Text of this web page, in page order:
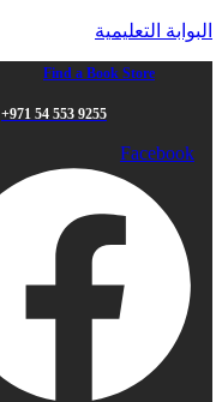
البوابة التعليمية
Find a Book Store
+971 54 553 9255
Facebook